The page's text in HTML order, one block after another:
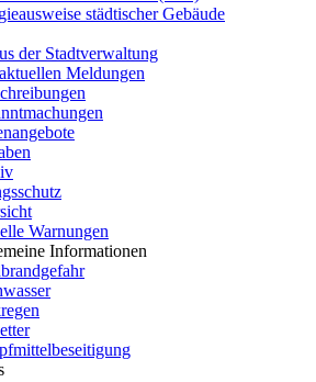
städtischer Gebäude
der Stadtverwaltung
Meldungen
Warnungen
Informationen